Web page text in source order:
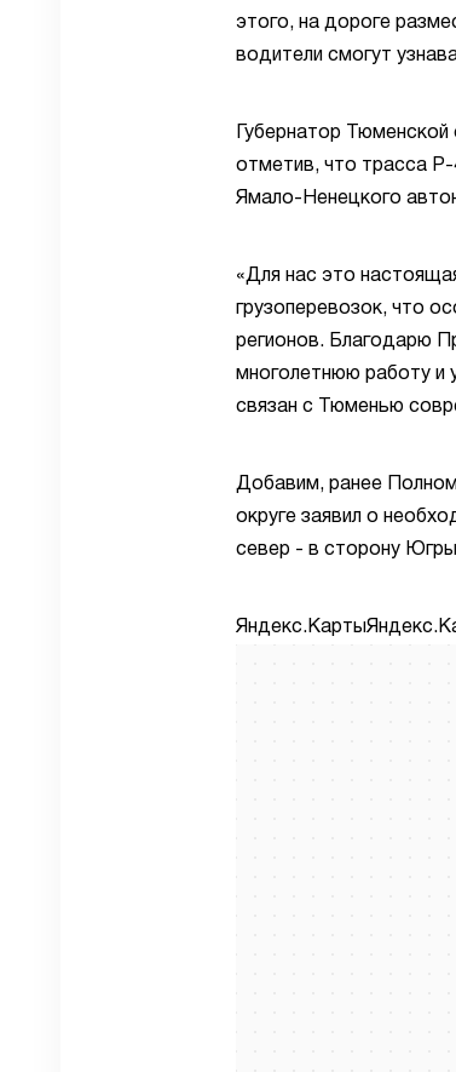
этого, на дороге
водители смогут
Губернатор
отметив, что трасса Р-
Ямало-Ненецкого
«Для нас это
грузоперевозок, что
регионов. Благодарю
многолетнюю работу и
связан с Тюменью
Добавим, ранее
округе заявил о
север - в сторону